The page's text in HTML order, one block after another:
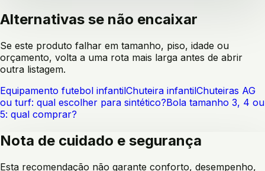
Alternativas se não encaixar
Se este produto falhar em tamanho, piso, idade ou
orçamento, volta a uma rota mais larga antes de abrir
outra listagem.
Equipamento futebol infantilChuteira infantilChuteiras AG
ou turf: qual escolher para sintético?Bola tamanho 3, 4 ou
5: qual comprar?
Nota de cuidado e segurança
Esta recomendação não garante conforto, desempenho,